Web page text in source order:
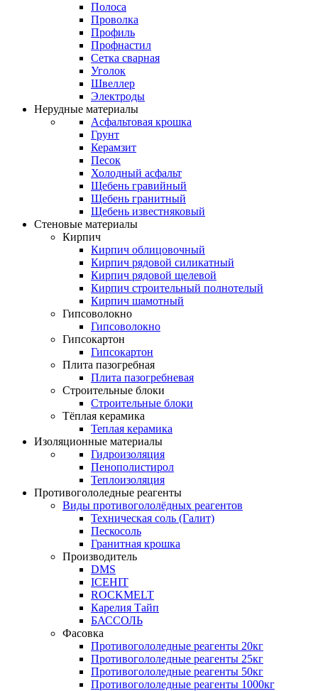
Полоса
Проволка
Профиль
Профнастил
Сетка сварная
Уголок
Швеллер
Электроды
Нерудные материалы
Асфальтовая крошка
Грунт
Керамзит
Песок
Холодный асфальт
Щебень гравийный
Щебень гранитный
Щебень известняковый
Стеновые материалы
Кирпич
Кирпич облицовочный
Кирпич рядовой силикатный
Кирпич рядовой щелевой
Кирпич строительный полнотелый
Кирпич шамотный
Гипсоволокно
Гипсоволокно
Гипсокартон
Гипсокартон
Плита пазогребная
Плита пазогребневая
Строительные блоки
Строительные блоки
Тёплая керамика
Теплая керамика
Изоляционные материалы
Гидроизоляция
Пенополистирол
Теплоизоляция
Противогололедные реагенты
Виды противогололёдных реагентов
Техническая соль (Галит)
Пескосоль
Гранитная крошка
Производитель
DMS
ICEHIT
ROCKMELT
Карелия Тайп
БАССОЛЬ
Фасовка
Противогололедные реагенты 20кг
Противогололедные реагенты 25кг
Противогололедные реагенты 50кг
Противогололедные реагенты 1000кг